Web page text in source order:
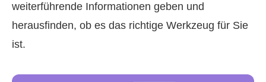
weiterführende Informationen geben und
herausfinden, ob es das richtige Werkzeug für Sie
ist.